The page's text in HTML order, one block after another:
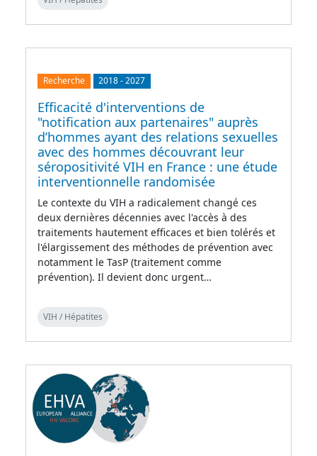
Recherche 2018-2027
Efficacité d'interventions de
"notification aux partenaires" auprès
d’hommes ayant des relations sexuelles
avec des hommes découvrant leur
séropositivité VIH en France : une étude
interventionnelle randomisée
Le contexte du VIH a radicalement changé ces
deux dernières décennies avec l'accès à des
traitements hautement efficaces et bien tolérés et
l'élargissement des méthodes de prévention avec
notamment le TasP (traitement comme
prévention). Il devient donc urgent…
VIH / Hépatites